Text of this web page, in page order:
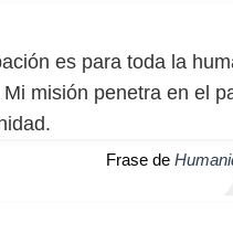
es para toda la
misión penetra en el
Frase de